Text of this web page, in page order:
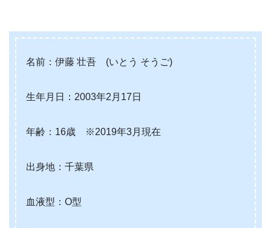
名前：伊藤 壮吾 (いとう そうご)
生年月日：2003年2月17日
年齢：16歳 ※2019年3月現在
出身地：千葉県
血液型：O型